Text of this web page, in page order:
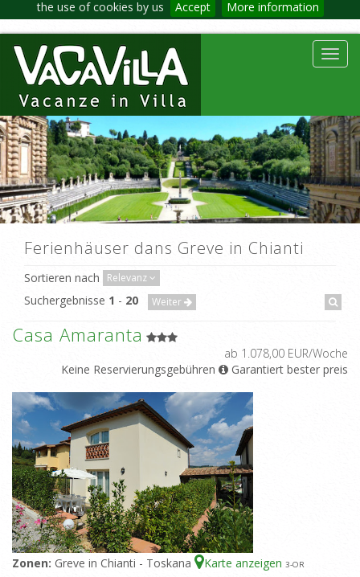
the use of cookies by us Accept More information
Ferienhäuser dans Greve in Chianti
Sortieren nach Relevanz
Suchergebnisse 1 - 20 Weiter
Casa Amaranta
ab 1.078,00 EUR/Woche
Keine Reservierungsgebühren
Garantiert bester preis
Zonen: Greve in Chianti - Toskana Karte anzeigen 3-OR